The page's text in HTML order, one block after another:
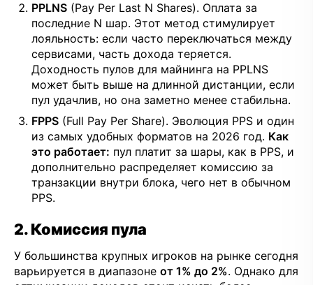
PPLNS (Pay Per Last N Shares). Оплата за
последние N шар. Этот метод стимулирует
лояльность: если часто переключаться между
сервисами, часть дохода теряется.
Доходность пулов для майнинга на PPLNS
может быть выше на длинной дистанции, если
пул удачлив, но она заметно менее стабильна.
FPPS (Full Pay Per Share). Эволюция PPS и один
из самых удобных форматов на 2026 год. Как
это работает: пул платит за шары, как в PPS, и
дополнительно распределяет комиссию за
транзакции внутри блока, чего нет в обычном
PPS.
2. Комиссия пула
У большинства крупных игроков на рынке сегодня
варьируется в диапазоне от 1% до 2%. Однако для